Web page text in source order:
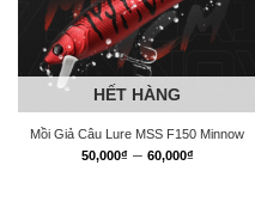
HẾT HÀNG
Mồi Giả Câu Lure MSS F150 Minnow
50,000₫ – 60,000₫Khoảng